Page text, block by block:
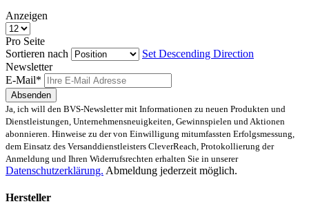
Anzeigen
Pro Seite
Sortieren nach
Set Descending Direction
Newsletter
E-Mail*
Absenden
Ja, ich will den BVS-Newsletter mit Informationen zu neuen Produkten und
Dienstleistungen, Unternehmensneuigkeiten, Gewinnspielen und Aktionen
abonnieren. Hinweise zu der von Einwilligung mitumfassten Erfolgsmessung,
dem Einsatz des Versanddienstleisters CleverReach, Protokollierung der
Anmeldung und Ihren Widerrufsrechten erhalten Sie in unserer
Datenschutzerklärung. Abmeldung jederzeit möglich.
Hersteller